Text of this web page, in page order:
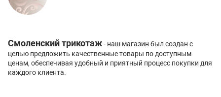
Смоленский трикотаж- наш магазин был создан с
целью предложить качественные товары по доступным
ценам, обеспечивая удобный и приятный процесс покупки для
каждого клиента.